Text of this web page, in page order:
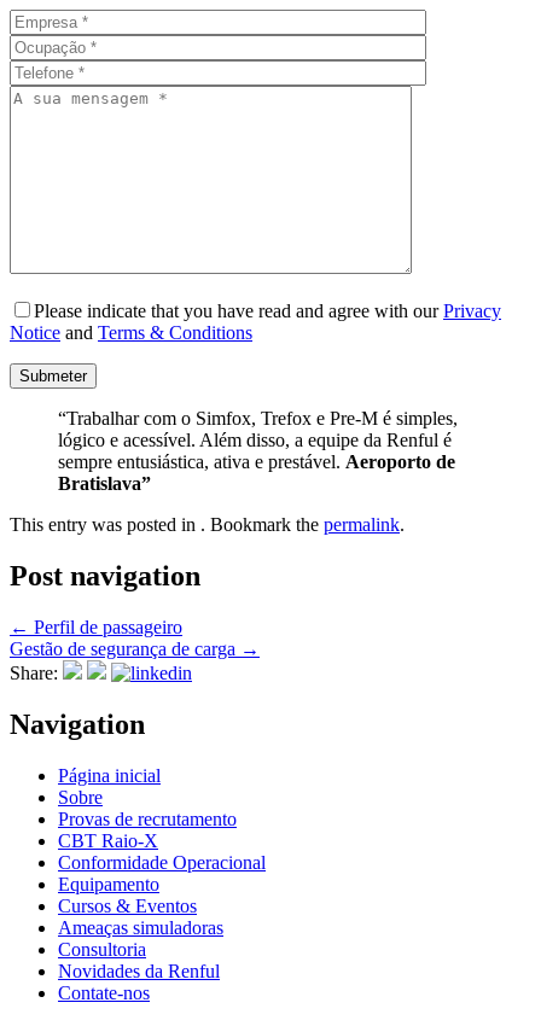
Please indicate that you have read and agree with ourPrivacy
Notice and Terms & Conditions
“Trabalhar com o Simfox, Trefox e Pre-M é simples,
lógico e acessível. Além disso, a equipe da Renful é
sempre entusiástica, ativa e prestável. Aeroporto de
Bratislava”
This entry was posted in . Bookmark the permalink.
Post navigation
← Perfil de passageiro
Gestão de segurança de carga →
Share:
Navigation
Página inicial
Sobre
Provas de recrutamento
CBT Raio-X
Conformidade Operacional
Equipamento
Cursos & Eventos
Ameaças simuladoras
Consultoria
Novidades da Renful
Contate-nos